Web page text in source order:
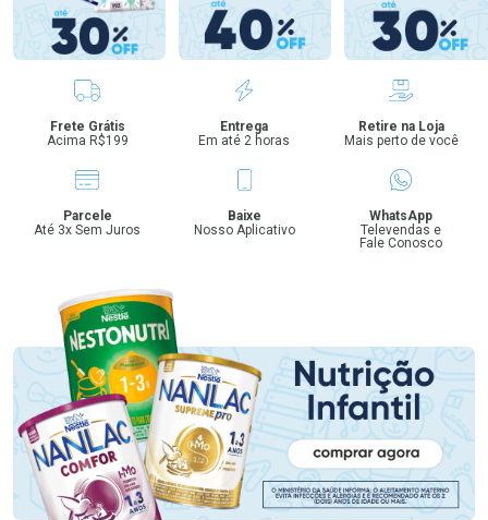
Benefícios
Frete Grátis
Acima R$199
Entrega
Em até 2 horas
Retire na Loja
Mais perto de você
Parcele
Até 3x Sem Juros
Baixe
Nosso Aplicativo
WhatsApp
Televendas e
Fale Conosco